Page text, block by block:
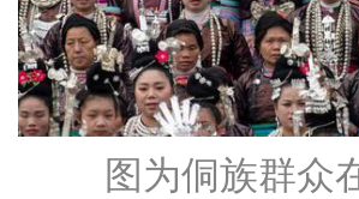
图为侗族群众